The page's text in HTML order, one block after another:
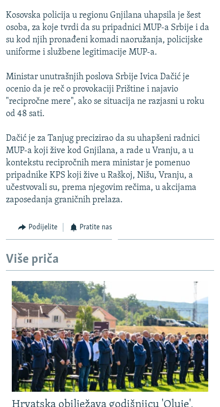
SVE KARTE DEJTONA
NASTANAK I RASPAD JUGOSLAVIJE
Kosovska policija u regionu Gnjilana uhapsila je šest
osoba, za koje tvrdi da su pripadnici MUP-a Srbije i da
su kod njih pronađeni komadi naoružanja, policijske
uniforme i službene legitimacije MUP-a.
Ministar unutrašnjih poslova Srbije Ivica Dačić je
ocenio da je reč o provokaciji Prištine i najavio
"recipročne mere", ako se situacija ne razjasni u roku
od 48 sati.
Dačić je za Tanjug precizirao da su uhapšeni radnici
MUP-a koji žive kod Gnjilana, a rade u Vranju, a u
kontekstu recipročnih mera ministar je pomenuo
pripadnike KPS koji žive u Raškoj, Nišu, Vranju, a
učestvovali su, prema njegovim rečima, u akcijama
zaposedanja graničnih prelaza.
Podijelite Pratite nas
Više priča
Hrvatska obilježava godišnjicu 'Oluje',